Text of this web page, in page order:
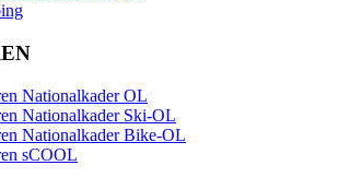
Nationalkader OL
Nationalkader Ski-OL
Nationalkader Bike-OL
sCOOL